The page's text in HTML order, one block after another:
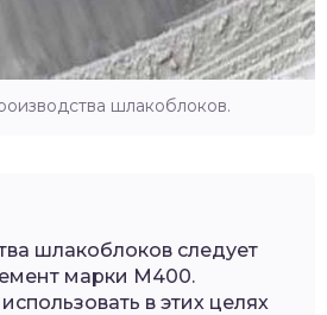
шлакоблоков.
шлакоблоков следует
марки М400.
в этих целях